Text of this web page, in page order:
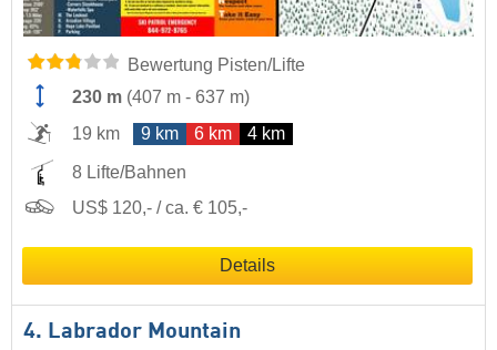
Bewertung Pisten/Lifte
230 m (407 m - 637 m)
19 km
9 km 6 km 4 km
8 Lifte/Bahnen
US$ 120,- / ca. € 105,-
Details
4. Labrador Mountain